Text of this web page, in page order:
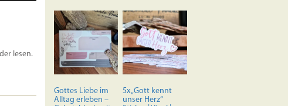
lesen.
Gottes Liebe im
Alltag erleben –
5x „Gott kennt
unser Herz“